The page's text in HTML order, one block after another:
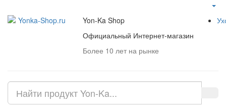
Yon-Ka Shop
Официальный Интернет-магазин
Более 10 лет на рынке